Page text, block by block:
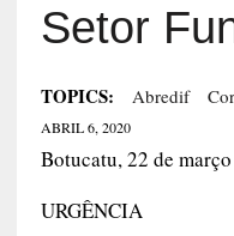
Setor
TOPICS: Abredif
ABRIL 6, 2020
Botucatu, 22 de
URGÊNCIA